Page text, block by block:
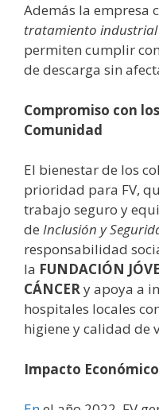
Además la empresa
tratamiento industrial
permiten cumplir
de descarga sin
Compromiso con
Comunidad
El bienestar de los
prioridad para FV,
trabajo seguro y
de Inclusión y
responsabilidad
la FUNDACIÓN
CÁNCERy apoya a
hospitales locales
higiene y calidad de
Impacto